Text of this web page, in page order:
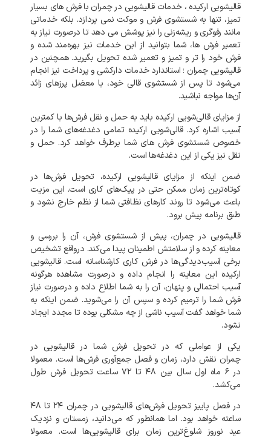
قالیشویی ارکیده ، خدمات قالیشویی در چمران بافرش های بسیار
تمیز، تنها به شستشوی فرش و موکت نمی‌ پردازد. بلکه خدماتی
مانند رفوگری و ریشه‌زنی را نیز پوشش می‌ دهد تا درصورت نیاز به
تعمیر فرش‌ ها، شما بتوانید از این خدمات نیز بهره‌مند شده و
فرش خود را تر و تمیز و تعمیر شده تحویل بگیرید.همچنین در
قالیشویی چمران ؛ استاندارد خدمات دارکشی و پرداخت نیز انجام
می‌شود تا پس از شستشوی قالی خود، با معضل پرزهای زائد
آن‌ها مواجه نباشید.
از مزایای قالی‌شویی ارکیده باید به حمل و نقل فرش‌ها با کمترین
آسیب اشاره کرد. قالی‌شویی ارکیده تمامی دغدغه‌های شما را در
خصوص شستشوی فرش‌ های شما برطرف خواهد کرد.حمل و
نقل نیز یکی از این دغدغه‌ها است.
ضمن اینکه از مزایای قالیشویی ارکیده، تحویل فرش‌ها در
کوتاه‌ترین زمان ممکن حتی در پیک‌های کاری است. این مزیت
باعث می‌شود تا روند کارهای نظافتی شما از نظم خارج نشود و
طبق برنامه پیش برود.
قالیشویی در چمران، پیش از شستشوی فرش، آن را بررسی و
معاینه کرده و از سلامتش اطمینان پیدا می‌کند. درواقع تشخیص
برخی آسیب‌دیدگی‌ها در فرش کاری کارشناسانه است.قالیشویی
ارکیده این معاینه را انجام داده و درصورت مشاهده هرگونه
آسیب احتمالی و پنهان، آن را به شما اطلاع داده و درصورت نیاز
فرش شما را ترمیم کرده و سپس آن را می‌شوید. ضمن اینکه به
شما خواهد گفت آسیب ناشی از چه مشکلی بوده تا مجدد ایجاد
نشود.
یکی از عواملی که در تحویل فرش شما در قالیشویی در
چمران نقش دارد، زمان و فصل جمع‌آوری فرش‌ها است. معمولا
در ۶ ماه اول سال بین ۴۸ تا ۷۲ ساعت تحویل فرش طول
می‌کشد.
در فصل پاییز تحویل فرش‌های قالیشویی در چمران ۲۴ تا ۴۸
ساعته خواهد بود. اما همانطور که می‌دانید، زمستان و نزدیک
عید نوروز شلوغ‌ترین زمان برای قالیشویی‌ها است. معمولا